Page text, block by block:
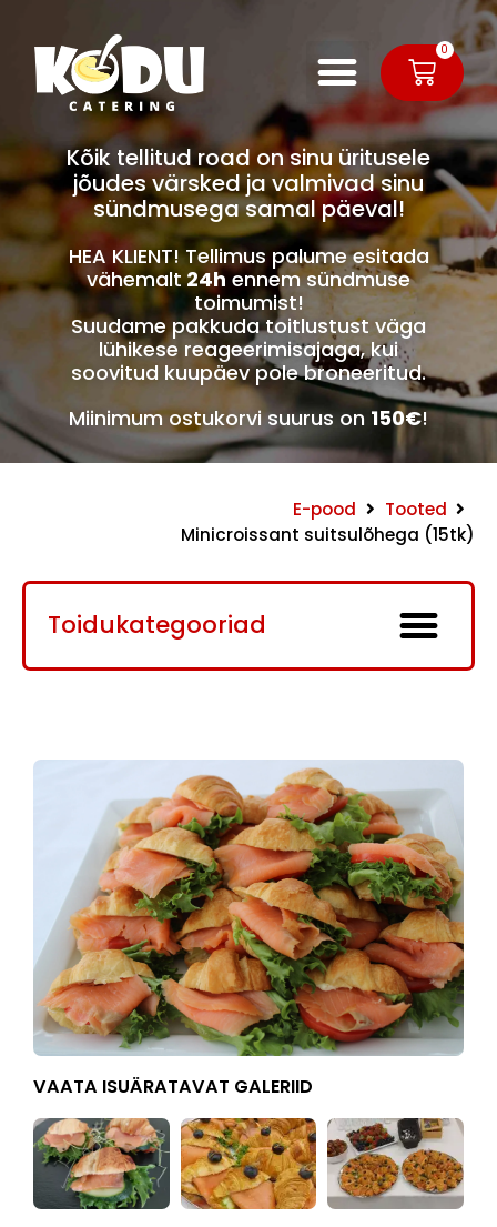
0
Kõik tellitud road on sinu üritusele
jõudes värsked ja valmivad sinu
sündmusega samal päeval!
HEA KLIENT! Tellimus palume esitada
vähemalt24hennem sündmuse
toimumist!
Suudame pakkuda toitlustust väga
lühikese reageerimisajaga, kui
soovitud kuupäev pole broneeritud.
Miinimum ostukorvi suurus on 150€!
E-pood
Tooted
Minicroissant suitsulõhega (15tk)
Toidukategooriad
VAATA ISUÄRATAVAT GALERIID